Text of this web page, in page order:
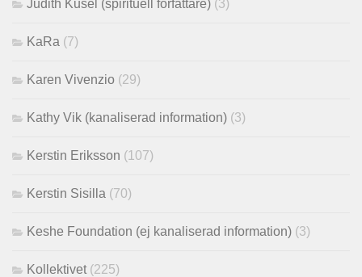
Judith Kusel (spirituell författare) (3)
KaRa (7)
Karen Vivenzio (29)
Kathy Vik (kanaliserad information) (3)
Kerstin Eriksson (107)
Kerstin Sisilla (70)
Keshe Foundation (ej kanaliserad information) (3)
Kollektivet (225)